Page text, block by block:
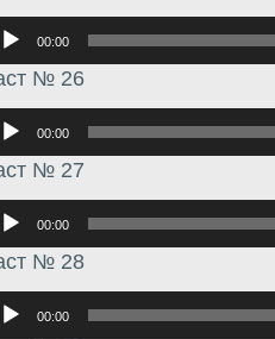
00:00
№ 26
00:00
№ 27
00:00
№ 28
00:00